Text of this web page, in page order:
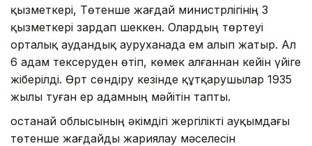
қызметкері, Төтенше жағдай министрлігінің 3
қызметкері зардап шеккен. Олардың төртеуі
орталық аудандық ауруханада ем алып жатыр. Ал
6 адам тексеруден өтіп, көмек алғаннан кейін үйіге
жіберілді. Өрт сөндіру кезінде құтқарушылар 1935
жылы туған ер адамның мәйітін тапты.
Қостанай облысының әкімдігі жергілікті ауқымдағы
төтенше жағдайды жариялау мәселесін